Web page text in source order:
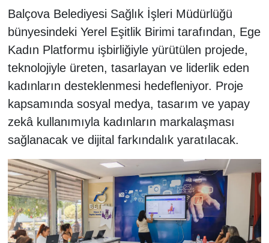
Balçova Belediyesi Sağlık İşleri Müdürlüğü
bünyesindeki Yerel Eşitlik Birimi tarafından, Ege
Kadın Platformu işbirliğiyle yürütülen projede,
teknolojiyle üreten, tasarlayan ve liderlik eden
kadınların desteklenmesi hedefleniyor. Proje
kapsamında sosyal medya, tasarım ve yapay
zekâ kullanımıyla kadınların markalaşması
sağlanacak ve dijital farkındalık yaratılacak.